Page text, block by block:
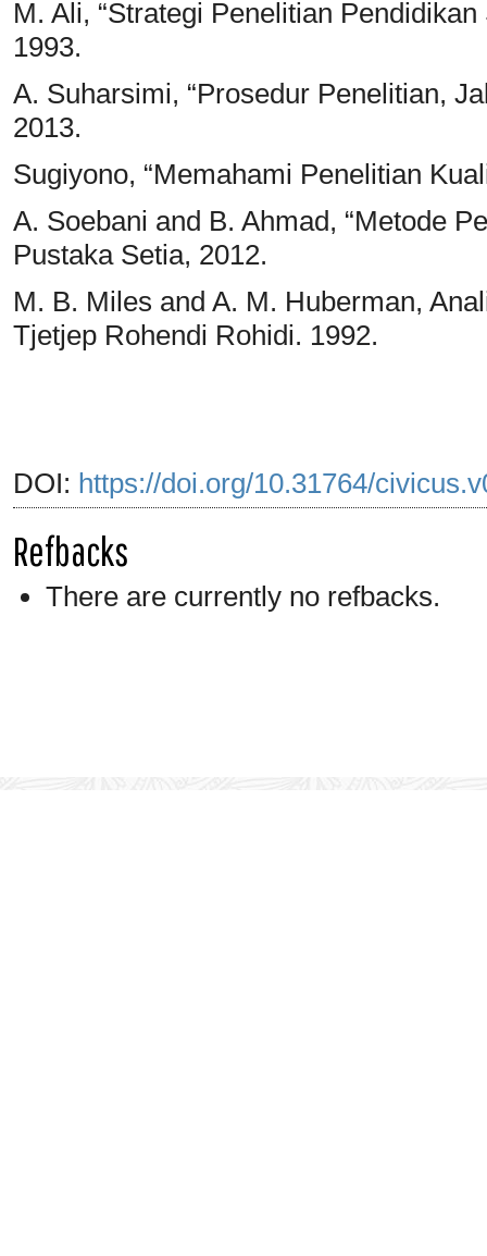
M. Ali, “Strategi Penelitian
1993.
A. Suharsimi, “Prosedur Penelitian,
2013.
Sugiyono, “Memahami Penelitian
A. Soebani and B. Ahmad, “Metode
Pustaka Setia, 2012.
M. B. Miles and A. M. Huberman,
Tjetjep Rohendi Rohidi. 1992.
DOI: https://doi.org/10.31764/
Refbacks
There are currently no refbacks.